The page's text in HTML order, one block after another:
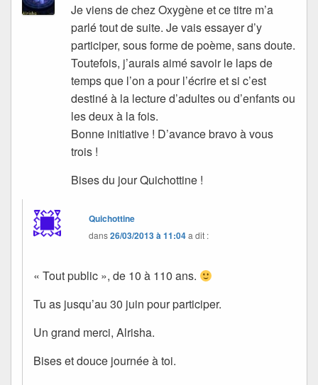
Je viens de chez Oxygène et ce titre m’a
parlé tout de suite. Je vais essayer d’y
participer, sous forme de poème, sans doute.
Toutefois, j’aurais aimé savoir le laps de
temps que l’on a pour l’écrire et si c’est
destiné à la lecture d’adultes ou d’enfants ou
les deux à la fois.
Bonne initiative ! D’avance bravo à vous
trois !
Bises du jour Quichottine !
Quichottine
dans26/03/2013 à 11:04a dit :
« Tout public », de 10 à 110 ans.
Tu as jusqu’au 30 juin pour participer.
Un grand merci, Alrisha.
Bises et douce journée à toi.